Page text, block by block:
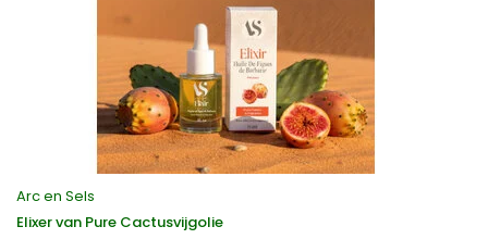
Arc en Sels
Elixer van Pure Cactusvijgolie